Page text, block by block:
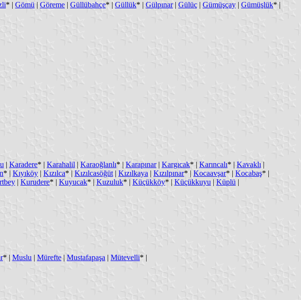
* | Gömü | Göreme | Güllübahçe* | Güllük* | Gülpınar| Gülüç | Gümüşçay | Gümüşlük* |
| Karadere* | Karahalil | Karaoğlanlı* | Karapınar| Kargıcak* | Karıncalı* | Kavaklı |
* | Kıyıköy | Kızılca* | Kızılcasöğüt | Kızılkaya | Kızılpınar* | Kocaavşar* | Kocabaş* |
| Kurudere* | Kuyucak* | Kuzuluk* | Küçükköy* | Küçükkuyu | Küplü |
* | Muslu | Mürefte | Mustafapaşa | Mütevelli* |